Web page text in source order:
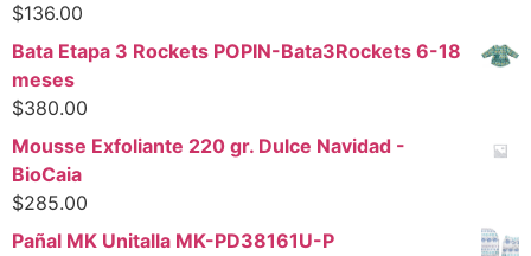
$136.00
Bata Etapa 3 Rockets POPIN-Bata3Rockets 6-18
meses
$380.00
Mousse Exfoliante 220 gr. Dulce Navidad -
BioCaia
$285.00
Pañal MK Unitalla MK-PD38161U-P